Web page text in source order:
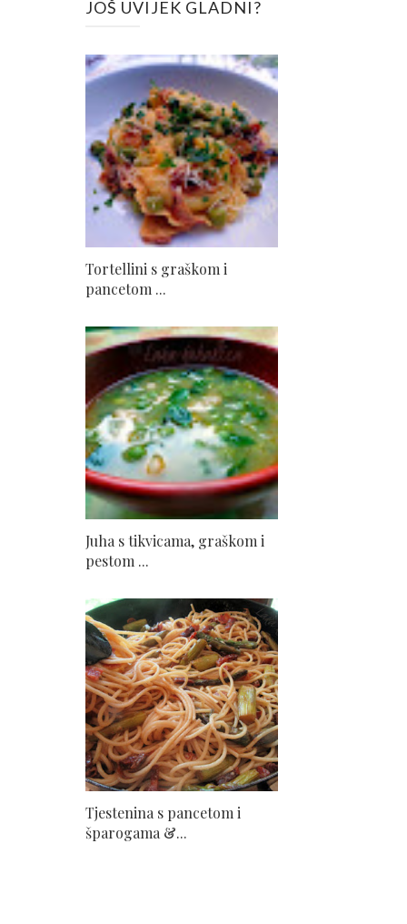
JOŠ UVIJEK GLADNI?
Tortellini s graškom i
pancetom ...
Juha s tikvicama, graškom i
pestom ...
Tjestenina s pancetom i
šparogama &...